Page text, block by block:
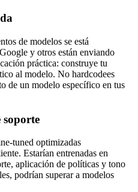
de modelos se está
y otros están enviando
práctica: construye tu
al modelo. No hardcodees
de un modelo específico en tus
soporte
tuned optimizadas
Estarían entrenadas en
aplicación de políticas y tono
podrían superar a modelos